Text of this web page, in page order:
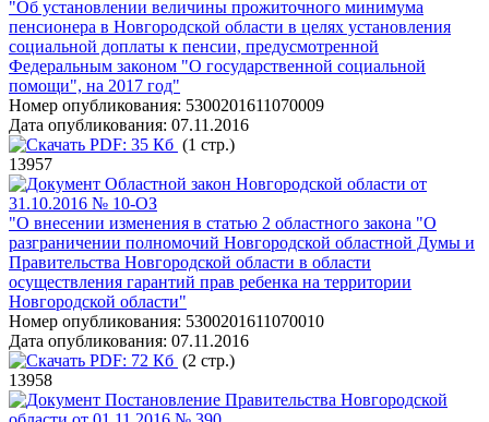
"Об установлении величины прожиточного минимума
пенсионера в Новгородской области в целях установления
социальной доплаты к пенсии, предусмотренной
Федеральным законом "О государственной социальной
помощи", на 2017 год"
Номер опубликования: 5300201611070009
Дата опубликования: 07.11.2016
PDF: 35 Кб (1 стр.)
13957
Областной закон Новгородской области от
31.10.2016 № 10-ОЗ
"О внесении изменения в статью 2 областного закона "О
разграничении полномочий Новгородской областной Думы и
Правительства Новгородской области в области
осуществления гарантий прав ребенка на территории
Новгородской области"
Номер опубликования: 5300201611070010
Дата опубликования: 07.11.2016
PDF: 72 Кб (2 стр.)
13958
Постановление Правительства Новгородской